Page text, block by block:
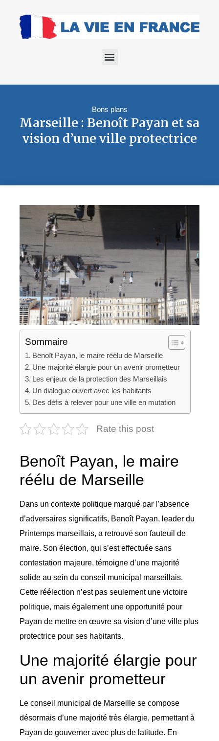
Bons plans
Marseille : Benoît Payan et sa
vision d’une ville protectrice
Sommaire
Benoît Payan, le maire réélu de Marseille
Une majorité élargie pour un avenir prometteur
Les enjeux de la protection des Marseillais
Un dialogue ouvert avec les habitants
Des défis à relever pour une ville en mutation
Rate this post
Benoît Payan, le maire
réélu de Marseille
Dans un contexte politique marqué par l’absence
d’adversaires significatifs, Benoît Payan, leader du
Printemps marseillais, a retrouvé son fauteuil de
maire. Son élection, qui s’est effectuée sans
contestation majeure, témoigne d’une majorité
solide au sein du conseil municipal marseillais.
Cette réélection n’est pas seulement une victoire
politique, mais également une opportunité pour
Payan de mettre en œuvre sa vision d’une ville plus
protectrice pour ses habitants.
Une majorité élargie pour
un avenir prometteur
Le conseil municipal de Marseille se compose
désormais d’une majorité très élargie, permettant à
Payan de gouverner avec plus de latitude. En